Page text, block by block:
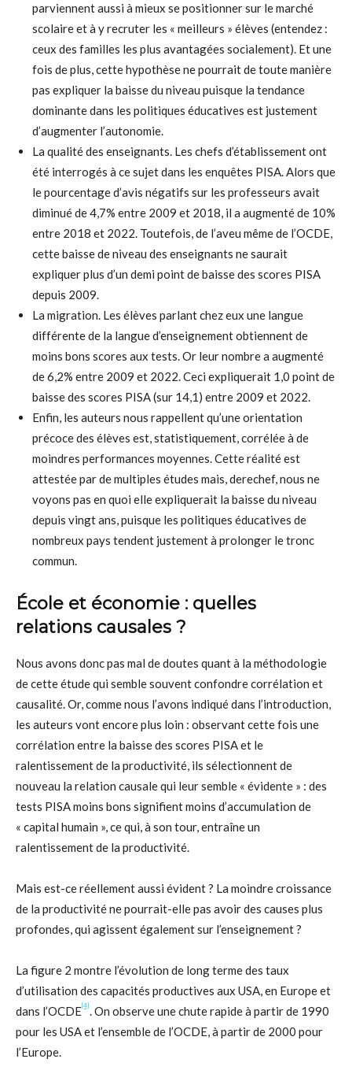
parviennent aussi à mieux se positionner sur le marché
scolaire et à y recruter les « meilleurs » élèves (entendez :
ceux des familles les plus avantagées socialement). Et une
fois de plus, cette hypothèse ne pourrait de toute manière
pas expliquer la baisse du niveau puisque la tendance
dominante dans les politiques éducatives est justement
d’augmenter l’autonomie.
La qualité des enseignants. Les chefs d’établissement ont
été interrogés à ce sujet dans les enquêtes PISA. Alors que
le pourcentage d’avis négatifs sur les professeurs avait
diminué de 4,7% entre 2009 et 2018, il a augmenté de 10%
entre 2018 et 2022. Toutefois, de l’aveu même de l’OCDE,
cette baisse de niveau des enseignants ne saurait
expliquer plus d’un demi point de baisse des scores PISA
depuis 2009.
La migration. Les élèves parlant chez eux une langue
différente de la langue d’enseignement obtiennent de
moins bons scores aux tests. Or leur nombre a augmenté
de 6,2% entre 2009 et 2022. Ceci expliquerait 1,0 point de
baisse des scores PISA (sur 14,1) entre 2009 et 2022.
Enfin, les auteurs nous rappellent qu’une orientation
précoce des élèves est, statistiquement, corrélée à de
moindres performances moyennes. Cette réalité est
attestée par de multiples études mais, derechef, nous ne
voyons pas en quoi elle expliquerait la baisse du niveau
depuis vingt ans, puisque les politiques éducatives de
nombreux pays tendent justement à prolonger le tronc
commun.
École et économie : quelles
relations causales ?
Nous avons donc pas mal de doutes quant à la méthodologie
de cette étude qui semble souvent confondre corrélation et
causalité. Or, comme nous l’avons indiqué dans l’introduction,
les auteurs vont encore plus loin : observant cette fois une
corrélation entre la baisse des scores PISA et le
ralentissement de la productivité, ils sélectionnent de
nouveau la relation causale qui leur semble « évidente » : des
tests PISA moins bons signifient moins d’accumulation de
« capital humain », ce qui, à son tour, entraîne un
ralentissement de la productivité.
Mais est-ce réellement aussi évident ? La moindre croissance
de la productivité ne pourrait-elle pas avoir des causes plus
profondes, qui agissent également sur l’enseignement ?
La figure 2 montre l’évolution de long terme des taux
d’utilisation des capacités productives aux USA, en Europe et
dans l’OCDE[4]. On observe une chute rapide à partir de 1990
pour les USA et l’ensemble de l’OCDE, à partir de 2000 pour
l’Europe.